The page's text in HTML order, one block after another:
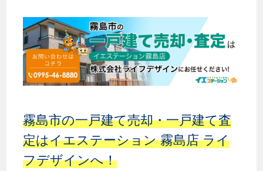
霧島市の一戸建て売却・一戸建て査
定はイエステーション 霧島店 ライ
フデザインへ！